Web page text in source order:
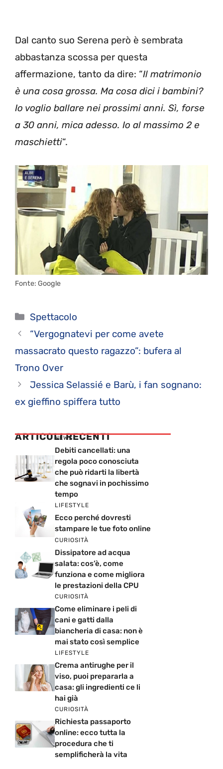
Dal canto suo Serena però è sembrata
abbastanza scossa per questa
affermazione, tanto da dire: “Il matrimonio
è una cosa grossa. Ma cosa dici i bambini?
Io voglio ballare nei prossimi anni. Sì, forse
a 30 anni, mica adesso. Io al massimo 2 e
maschietti“.
Fonte: Google
Categorie
Spettacolo
“Vergognatevi per come avete
massacrato questo ragazzo”: bufera al
Trono Over
Jessica Selassié e Barù, i fan sognano:
ex gieffino spiffera tutto
ARTICOLI RECENTI
NEWS
Debiti cancellati: una
regola poco conosciuta
che può ridarti la libertà
che sognavi in pochissimo
tempo
LIFESTYLE
Ecco perché dovresti
stampare le tue foto online
CURIOSITÀ
Dissipatore ad acqua
salata: cos’è, come
funziona e come migliora
le prestazioni della CPU
CURIOSITÀ
Come eliminare i peli di
cani e gatti dalla
biancheria di casa: non è
mai stato così semplice
LIFESTYLE
Crema antirughe per il
viso, puoi prepararla a
casa: gli ingredienti ce li
hai già
CURIOSITÀ
Richiesta passaporto
online: ecco tutta la
procedura che ti
semplificherà la vita